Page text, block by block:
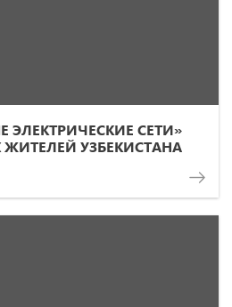
ЭЛЕКТРИЧЕСКИЕ СЕТИ»
ЖИТЕЛЕЙ УЗБЕКИСТАНА